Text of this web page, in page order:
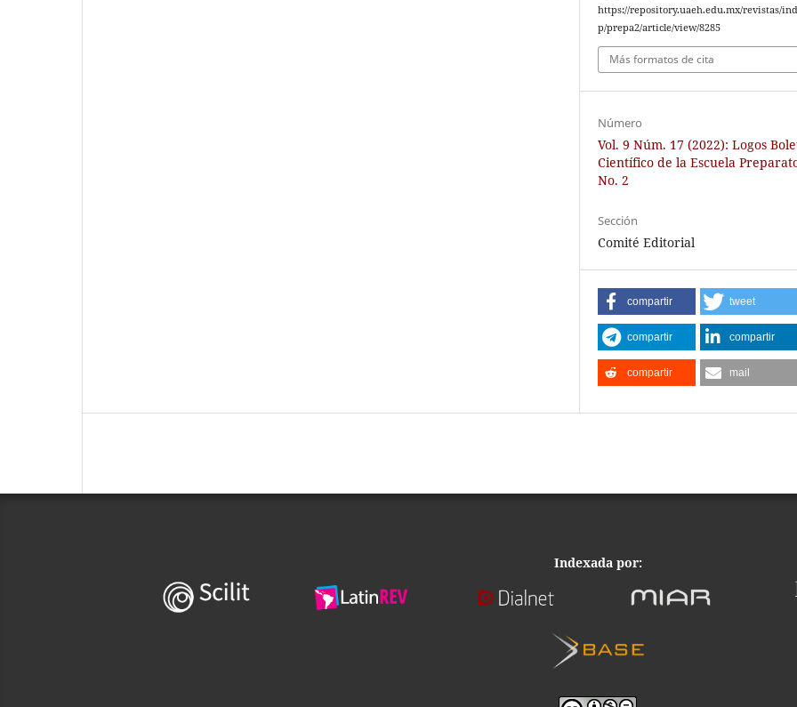
https://repository.uaeh.edu.mx/revistas/
p/prepa2/article/view/8285
Más formatos de cita
Número
Vol. 9 Núm. 17 (2022): Logos
Científico de la Escuela
No. 2
Sección
Comité Editorial
compartir tweet
compartir compartir
compartir mail
Indexada por: